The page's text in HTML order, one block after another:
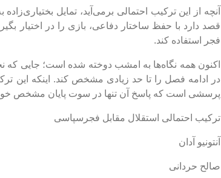
آنچه از این ترکیب احتمالی برمی‌آید، تمایل
قصد دارد با حفظ ساختار دفاعی، بازی را در اختیار
فجر استفاده کند.
اکنون همه نگاه‌ها به امشب دوخته شده است؛ جایی که
در ادامه فصل را تا حد زیادی مشخص کند. اینکه این
پرسشی است که پاسخ آن تنها در سوت پایان مشخص
ترکیب احتمالی استقلال مقابل فجرسپاسی
آنتونیو آدان
صالح حردانی